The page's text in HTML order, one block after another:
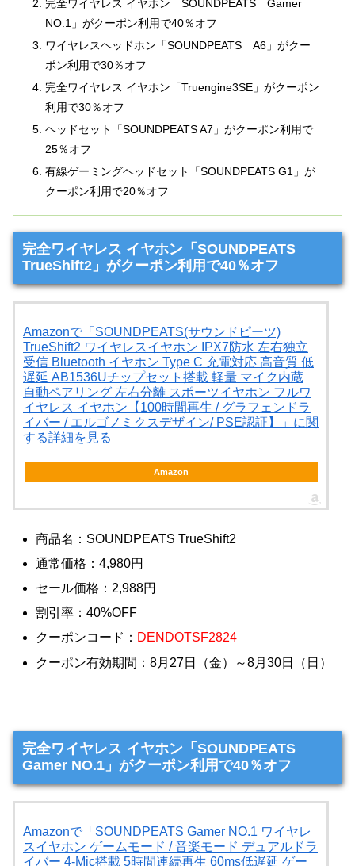
完全ワイヤレス イヤホン「SOUNDPEATS Gamer
NO.1」がクーポン利用で40％オフ
ワイヤレスヘッドホン「SOUNDPEATS A6」がクー
ポン利用で30％オフ
完全ワイヤレス イヤホン「Truengine3SE」がクーポン
利用で30％オフ
ヘッドセット「SOUNDPEATS A7」がクーポン利用で
25％オフ
有線ゲーミングヘッドセット「SOUNDPEATS G1」が
クーポン利用で20％オフ
完全ワイヤレス イヤホン「SOUNDPEATS
TrueShift2」がクーポン利用で40％オフ
Amazonで「SOUNDPEATS(サウンドピーツ)
TrueShift2 ワイヤレスイヤホン IPX7防水 左右独立
受信 Bluetooth イヤホン Type C 充電対応 高音質 低
遅延 AB1536Uチップセット搭載 軽量 マイク内蔵
自動ペアリング 左右分離 スポーツイヤホン フルワ
イヤレス イヤホン【100時間再生 / グラフェンドラ
イバー / エルゴノミクスデザイン/ PSE認証】」に関
する詳細を見る
Amazon
商品名：SOUNDPEATS TrueShift2
通常価格：4,980円
セール価格：2,988円
割引率：40%OFF
クーポンコード： DENDOTSF2824
クーポン有効期間：8月27日（金）～8月30日（日）
完全ワイヤレス イヤホン「SOUNDPEATS
Gamer NO.1」がクーポン利用で40％オフ
Amazonで「SOUNDPEATS Gamer NO.1 ワイヤレ
スイヤホン ゲームモード / 音楽モード デュアルドラ
イバー 4-Mic搭載 5時間連続再生 60ms低遅延 ゲー